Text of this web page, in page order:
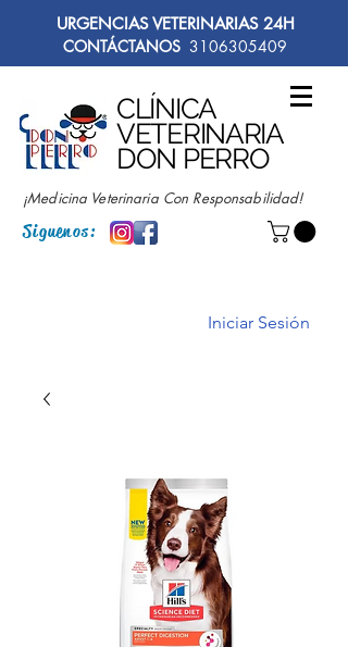
URGENCIAS VETERINARIAS 24H
CONTÁCTANOS 3106305409
CLÍNICA
VETERINARIA
DON PERRO
¡Medicina Veterinaria Con Responsabilidad!
Siguenos:
Iniciar Sesión